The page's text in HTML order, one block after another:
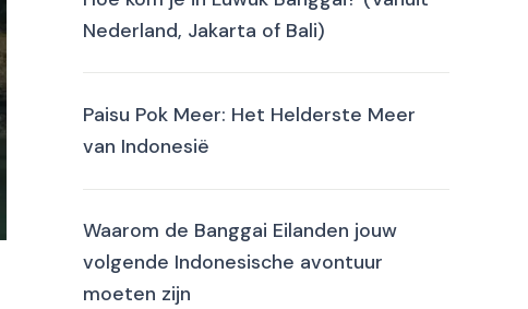
Nederland, Jakarta of Bali)
Paisu Pok Meer: Het Helderste Meer
van Indonesië
Waarom de Banggai Eilanden jouw
volgende Indonesische avontuur
moeten zijn